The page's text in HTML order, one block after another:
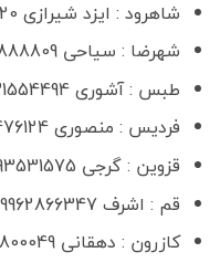
شاهرود : ایزد شیرازی 09125734920
شهرضا : سیاحی 09138888809
طبس : آشوری 09131554494
فردیس : منصوری 09129476124
قزوین : گرجی 09393531575
قم : اشرف 09962866347
کازرون : دهقانی 09176800049